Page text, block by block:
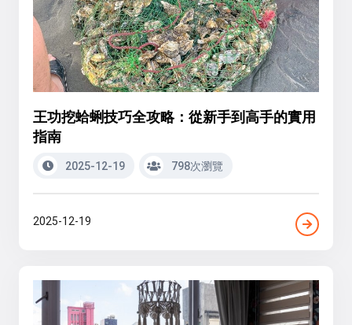
王功挖蛤蜊技巧全攻略：從新手到高手的實用
指南
2025-12-19 798次瀏覽
2025-12-19